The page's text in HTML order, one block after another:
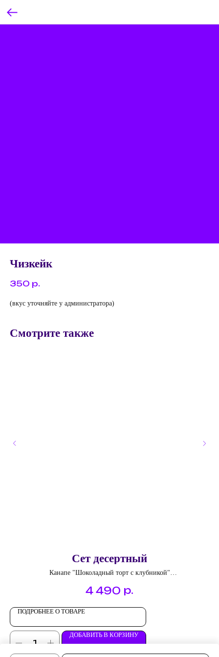
Чизкейк
350 р.
(вкус уточняйте у администратора)
Смотрите также
Сет десертный
Канапе "Шоколадный торт с клубникой"
Канапе "Камамбер, персик, виноград"
Французский макарон
4 490 р.
ПОДРОБНЕЕ О ТОВАРЕ
ДОБАВИТЬ В КОРЗИНУ